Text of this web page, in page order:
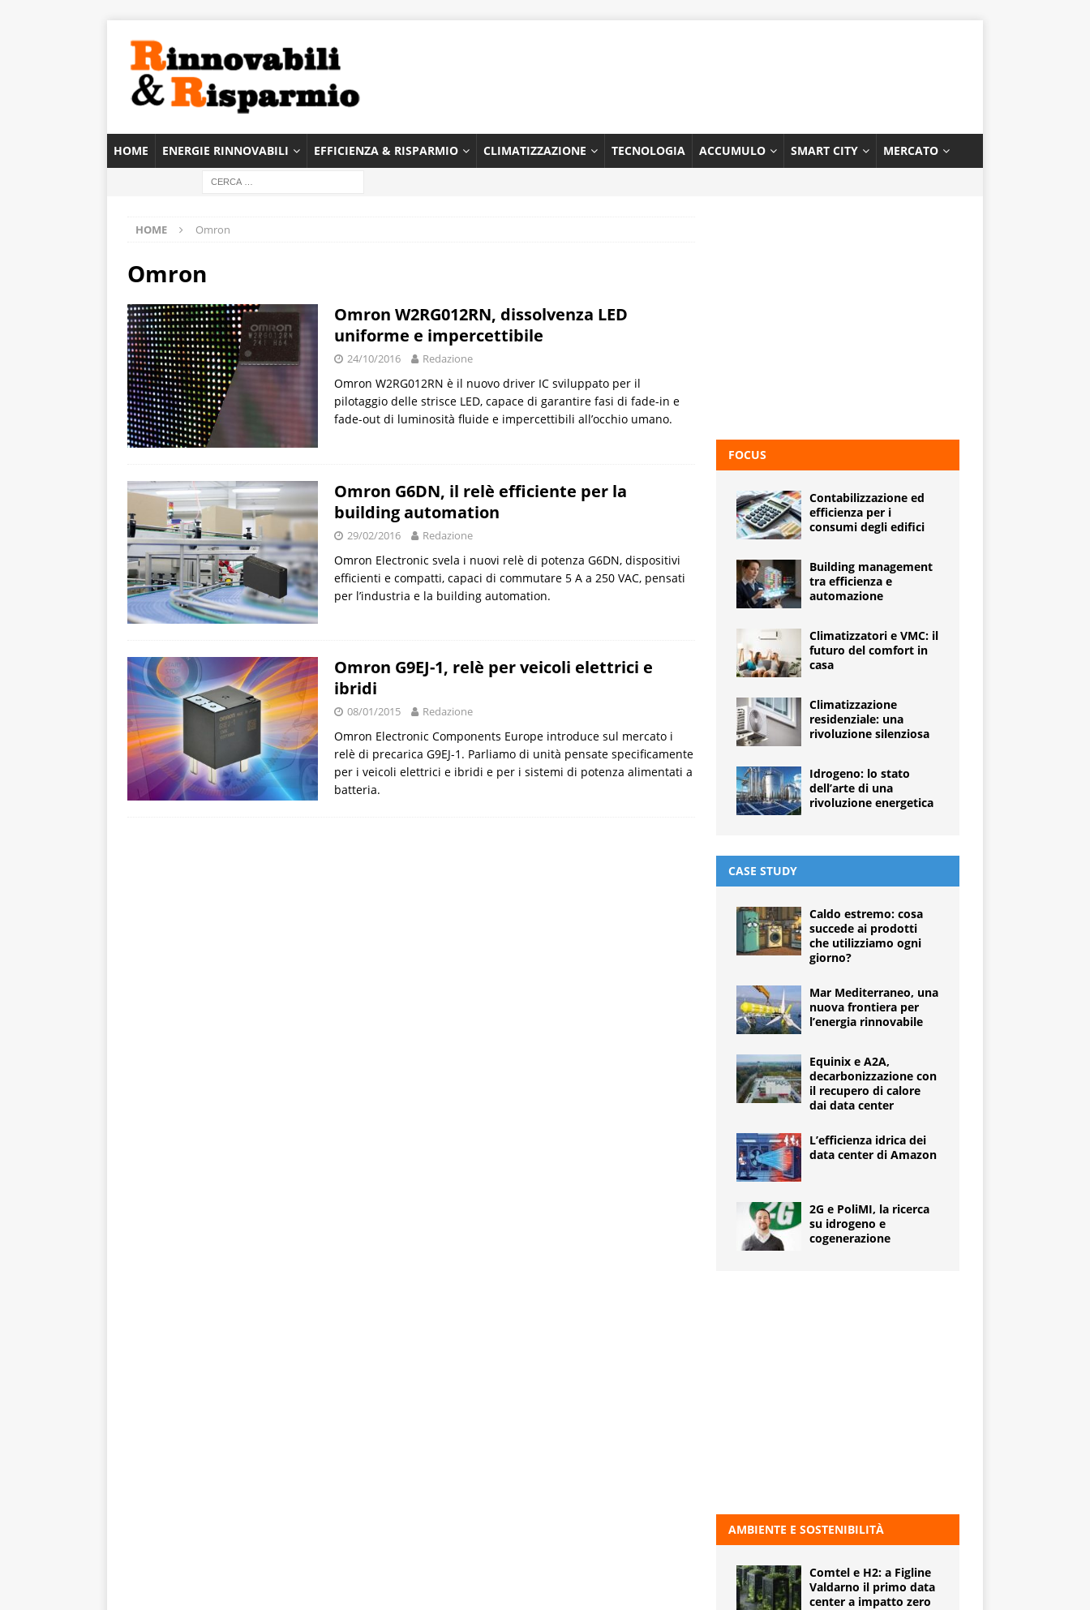
HOME ENERGIE RINNOVABILI EFFICIENZA & RISPARMIO CLIMATIZZAZIONE TECNOLOGIA ACCUMULO SMART CITY MERCATO
HOME Omron
Omron
Omron W2RG012RN, dissolvenza LED
uniforme e impercettibile
24/10/2016 Redazione
Omron W2RG012RN è il nuovo driver IC sviluppato per il
pilotaggio delle strisce LED, capace di garantire fasi di fade-in e
fade-out di luminosità fluide e impercettibili all’occhio umano.
Omron G6DN, il relè efficiente per la
building automation
29/02/2016 Redazione
Omron Electronic svela i nuovi relè di potenza G6DN, dispositivi
efficienti e compatti, capaci di commutare 5 A a 250 VAC, pensati
per l’industria e la building automation.
Omron G9EJ-1, relè per veicoli elettrici e
ibridi
08/01/2015 Redazione
Omron Electronic Components Europe introduce sul mercato i
relè di precarica G9EJ-1. Parliamo di unità pensate specificamente
per i veicoli elettrici e ibridi e per i sistemi di potenza alimentati a
batteria.
FOCUS
Contabilizzazione ed
efficienza per i
consumi degli edifici
Building management
tra efficienza e
automazione
Climatizzatori e VMC: il
futuro del comfort in
casa
Climatizzazione
residenziale: una
rivoluzione silenziosa
Idrogeno: lo stato
dell’arte di una
rivoluzione energetica
CASE STUDY
Caldo estremo: cosa
succede ai prodotti
che utilizziamo ogni
giorno?
Mar Mediterraneo, una
nuova frontiera per
l’energia rinnovabile
Equinix e A2A,
decarbonizzazione con
il recupero di calore
dai data center
L’efficienza idrica dei
data center di Amazon
2G e PoliMI, la ricerca
su idrogeno e
cogenerazione
AMBIENTE E SOSTENIBILITÀ
Comtel e H2: a Figline
Valdarno il primo data
center a impatto zero